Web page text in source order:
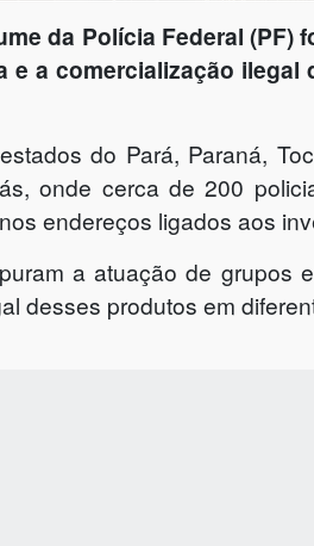
da Polícia Federal (PF)
e a comercialização
do Pará, Paraná,
onde cerca de 200
endereços ligados aos
a atuação de grupos
desses produtos em